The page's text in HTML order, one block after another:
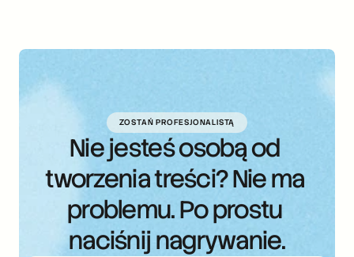
ZOSTAŃ PROFESJONALISTĄ
Nie jesteś osobą od
tworzenia treści? Nie ma
problemu. Po prostu
naciśnij nagrywanie.